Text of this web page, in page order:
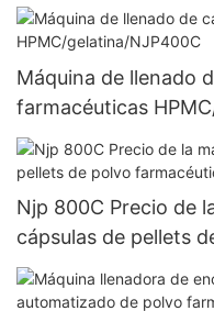
Máquina de llenado
farmacéuticas
Njp 800C Precio de
cápsulas de pellets
automático